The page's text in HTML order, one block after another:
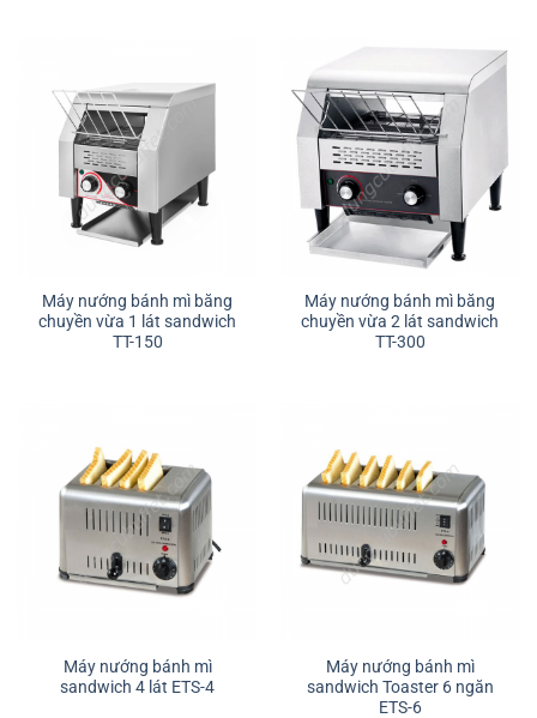
Máy nướng bánh mì băng
chuyền vừa 1 lát sandwich
TT-150
Máy nướng bánh mì băng
chuyền vừa 2 lát sandwich
TT-300
Máy nướng bánh mì
sandwich 4 lát ETS-4
Máy nướng bánh mì
sandwich Toaster 6 ngăn
ETS-6